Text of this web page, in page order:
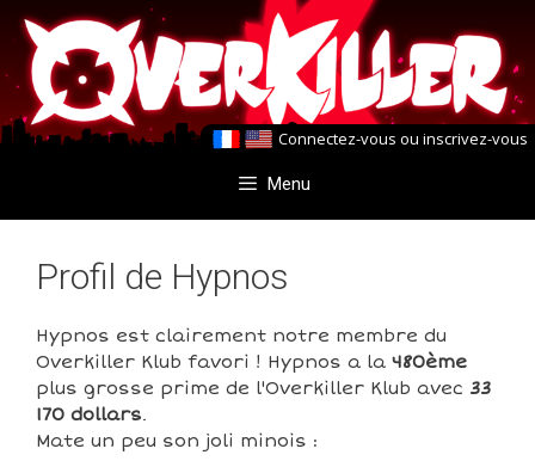
Aller
au
contenu
Aller
au
contenu
Connectez-vous ou inscrivez-vous
Menu
Profil de Hypnos
Hypnos est clairement notre membre du
Overkiller Klub favori ! Hypnos a la 480ème
plus grosse prime de l'Overkiller Klub avec 33
170 dollars.
Mate un peu son joli minois :